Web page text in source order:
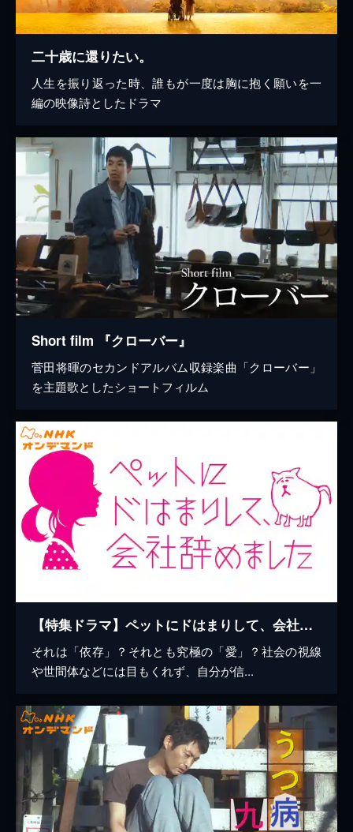
二十歳に還りたい。
人生を振り返った時、誰もが一度は胸に抱く願いを一
編の映像詩としたドラマ
Short film 『クローバー』
菅田将暉のセカンドアルバム収録楽曲「クローバー」
を主題歌としたショートフィルム
【特集ドラマ】ペットにドはまりして、会社辞めました
それは「依存」？それとも究極の「愛」？社会の視線
や世間体などには目もくれず、自分が信...